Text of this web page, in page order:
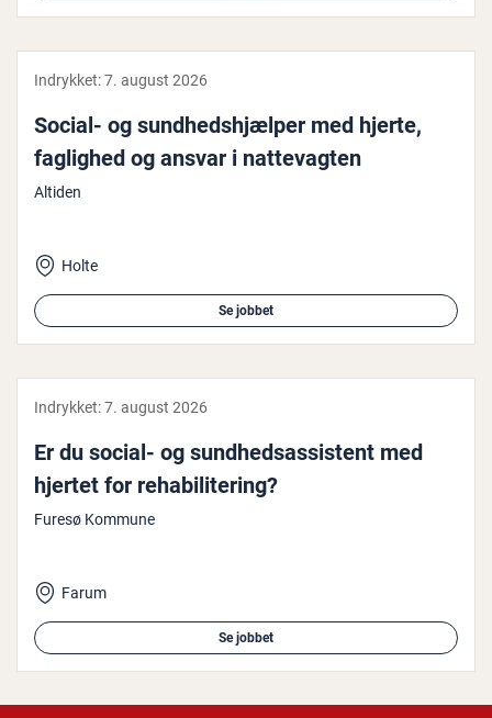
Indrykket:7. august 2026
Social- og sund­heds­hjæl­per med hjerte,
faglighed og ansvar i nat­te­vag­ten
Altiden
Holte
Se jobbet
Indrykket:7. august 2026
Er du social- og sund­heds­as­si­stent med
hjertet for re­ha­bi­li­te­ring?
Furesø Kommune
Farum
Se jobbet